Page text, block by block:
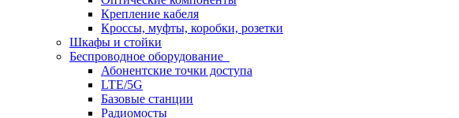
Крепление кабеля
Кроссы, муфты, коробки, розетки
Шкафы и стойки
Беспроводное оборудование
Абонентские точки доступа
LTE/5G
Базовые станции
Радиомосты